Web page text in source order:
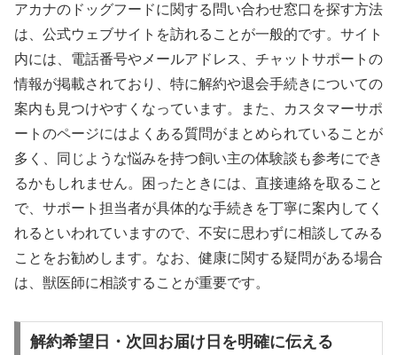
アカナのドッグフードに関する問い合わせ窓口を探す方法
は、公式ウェブサイトを訪れることが一般的です。サイト
内には、電話番号やメールアドレス、チャットサポートの
情報が掲載されており、特に解約や退会手続きについての
案内も見つけやすくなっています。また、カスタマーサポ
ートのページにはよくある質問がまとめられていることが
多く、同じような悩みを持つ飼い主の体験談も参考にでき
るかもしれません。困ったときには、直接連絡を取ること
で、サポート担当者が具体的な手続きを丁寧に案内してく
れるといわれていますので、不安に思わずに相談してみる
ことをお勧めします。なお、健康に関する疑問がある場合
は、獣医師に相談することが重要です。
解約希望日・次回お届け日を明確に伝える